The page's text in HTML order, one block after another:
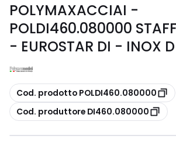
POLYMAXACCIAI -
POLDI460.080000
- EUROSTAR DI - INOX
copia
Cod. prodotto POLDI460.080000
copia
Cod. produttore DI460.080000